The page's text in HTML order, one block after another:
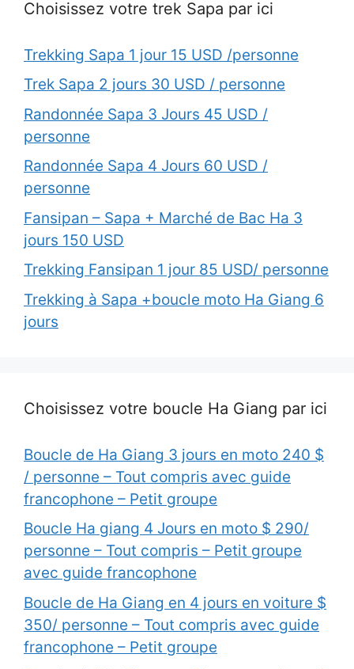
Choisissez votre trek Sapa par ici
Trekking Sapa 1 jour 15 USD /personne
Trek Sapa 2 jours 30 USD / personne
Randonnée Sapa 3 Jours 45 USD /
personne
Randonnée Sapa 4 Jours 60 USD /
personne
Fansipan – Sapa + Marché de Bac Ha 3
jours 150 USD
Trekking Fansipan 1 jour 85 USD/ personne
Trekking à Sapa +boucle moto Ha Giang 6
jours
Choisissez votre boucle Ha Giang par ici
Boucle de Ha Giang 3 jours en moto 240 $
/ personne – Tout compris avec guide
francophone – Petit groupe
Boucle Ha giang 4 Jours en moto $ 290/
personne – Tout compris – Petit groupe
avec guide francophone
Boucle de Ha Giang en 4 jours en voiture $
350/ personne – Tout compris avec guide
francophone – Petit groupe